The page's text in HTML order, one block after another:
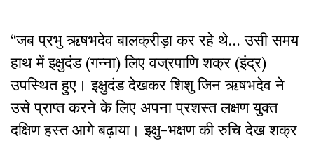
“जब प्रभु ऋषभदेव बालक्रीड़ा कर रहे थे… उसी समय
हाथ में इक्षुदंड (गन्ना) लिए वज्रपाणि शक्र (इंद्र)
उपस्थित हुए। इक्षुदंड देखकर शिशु जिन ऋषभदेव ने
उसे प्राप्त करने के लिए अपना प्रशस्त लक्षण युक्त‍‍
दक्षिण हस्त आगे बढ़ाया। इक्षु-भक्षण की रुचि देख शक्र